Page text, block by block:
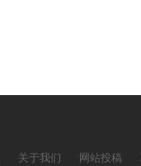
关于我们 网站投稿